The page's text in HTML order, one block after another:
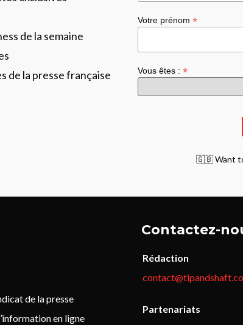
de la semaine
de la presse française
Votre prénom*
Vous êtes :*
🇬🇧 Want
de la presse
en ligne
Contactez-
Rédaction
Partenariats